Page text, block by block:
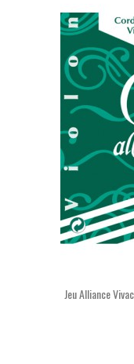
Jeu Alliance